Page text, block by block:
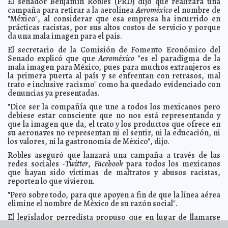
Alicia Briceño Sánchez
2014-03-17 09:18:54 La mayoría de los crimeos vota por reunificarse a
Rusia Carmen Alicia Briceño Sánchez
2014-03-17 09:16:11 Los Plancarte también se dedicaban al tráfico de
órganos: Mireles Carmen Alicia Briceño Sánchez
2014-03-16 18:23:24 Honran a las mujeres con acciones Kamila López
2014-03-16 18:19:43 Arranca el Torneo de Fútbol de Segunda Fuerza de San
José Tecoh Fernando Valenzuela Elena Martin
2014-03-16 18:15:06 Inauguran el II Torneo de Liga de Vergel Emancipación
Ariel Martín
2014-03-16 18:12:04 Más acciones de infraestructura vial para el Poniente
de la ciudad Kamila López
2014-03-16 18:08:15 Capacitación municipal continua a quienes son el
“rostro de Mérida” Elena Martin
2014-03-16 18:04:00 Servicios, manualidades y activación en la “Feria de
Oportunidades para las Mujeres” Ariel Martín
2014-03-16 17:41:37 "Aguilas" no pudo contra "Jaguares: Los azulcremas
empataron en su visita a la "selva" Javier W. López Madera
2014-03-16 17:39:15 América sufrió para empatar ante "Jaguares" de
Chiapas 2 goles a 2 Javier W. López Madera
2014-03-16 17:33:38 Dos sismos de magnitud 7 sacuden Chile: Activan
alarmas de "tsunami" y ordenan evacuación Javier W. López Madera
campaña para retirar a la aerolíneaAeroméxicoel nombre de
"México", al considerar que esa empresa ha incurrido en
prácticas racistas, por sus altos costos de servicio y porque
da una mala imagen para el país.
El secretario de la Comisión de Fomento Económico del
Senado explicó que queAeroméxico "es el paradigma de la
mala imagen para México, pues para muchos extranjeros es
la primera puerta al país y se enfrentan con retrasos, mal
trato e inclusive racismo" como ha quedado evidenciado con
denuncias ya presentadas.
"Dice ser la compañía que une a todos los mexicanos pero
debiese estar consciente que no nos está representando y
que la imagen que da, el trato y los productos que ofrece en
su aeronaves no representan ni el sentir, ni la educación, ni
los valores, ni la gastronomía de México", dijo.
Robles aseguró que lanzará una campaña a través de las
redes sociales -Twitter, Facebookpara todos los mexicanos
que hayan sido víctimas de maltratos y abusos racistas,
reporten lo que vivieron.
"Pero sobre todo, para que apoyen a fin de que la línea aérea
elimine el nombre de México de su razón social".
El legislador perredista propuso que en lugar de llamarse